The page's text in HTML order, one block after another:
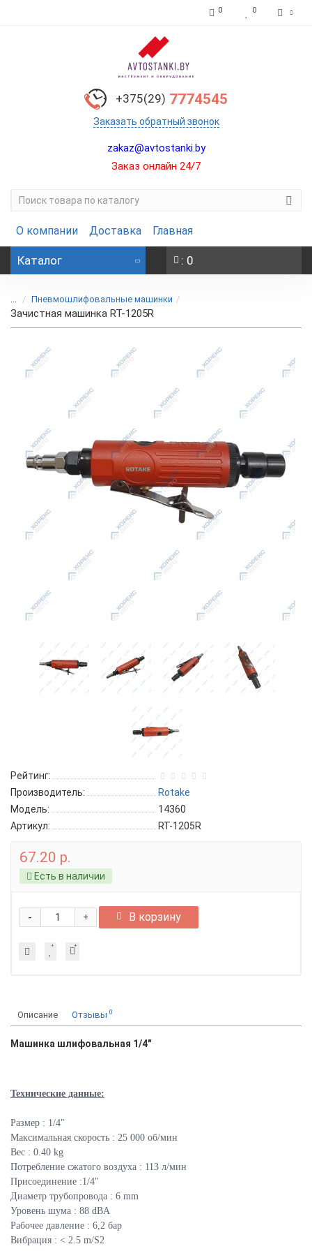
0 0
+375(29) 7774545
Заказать обратный звонок
zakaz@avtostanki.by
Заказ онлайн 24/7
О компании Доставка Главная
Каталог : 0
... Пневмошлифовальные машинки
Зачистная машинка RT-1205R
Рейтинг:
Производитель:
Rotake
Модель:
14360
Артикул:
RT-1205R
67.20 р.
Есть в наличии
+
- В корзину
Описание Отзывы 0
Машинка шлифовальная 1/4"
Технические данные:
Размер : 1/4"
Максимальная скорость : 25 000 об/мин
Вес : 0.40 kg
Потребление сжатого воздуха : 113 л/мин
Присоединение :1/4"
Диаметр трубопровода : 6 mm
Уровень шума : 88 dBA
Рабочее давление : 6,2 бар
Вибрация : < 2.5 m/S2